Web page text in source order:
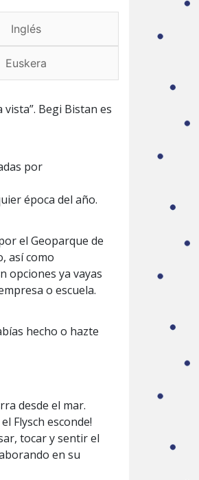
Inglés
Euskera
vista”. Begi Bistan es
por
época del año.
el Geoparque de
así como
opciones ya vayas
o escuela.
hecho o hazte
desde el mar.
Flysch esconde!
tocar y sentir el
en su